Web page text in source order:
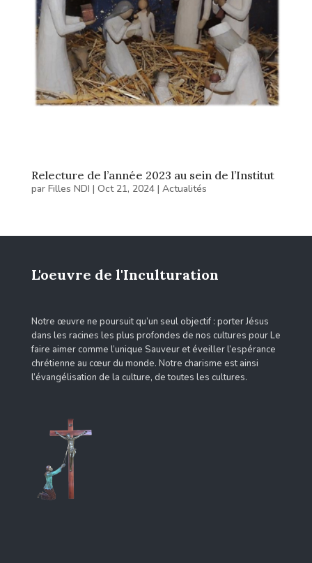
Relecture de l’année 2023 au sein de l’Institut
par Filles NDI | Oct 21, 2024| Actualités
L'oeuvre de l'Inculturation
Notre œuvre ne poursuit qu’un seul objectif : porter Jésus
dans les racines les plus profondes de nos cultures pour Le
faire aimer comme l’unique Sauveur et éveiller l’espérance
chrétienne au cœur du monde. Notre charisme est ainsi
l’évangélisation de la culture, de toutes les cultures.